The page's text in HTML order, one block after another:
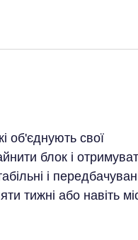
об'єднують свої
блок і
і
тижні або навіть